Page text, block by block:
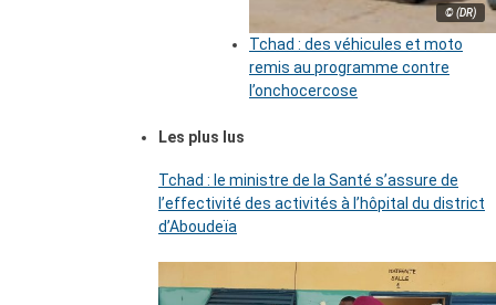
© (DR)
Tchad : des véhicules et moto
remis au programme contre
l’onchocercose
Les plus lus
Tchad : le ministre de la Santé s’assure de
l’effectivité des activités à l’hôpital du district
d’Aboudeïa